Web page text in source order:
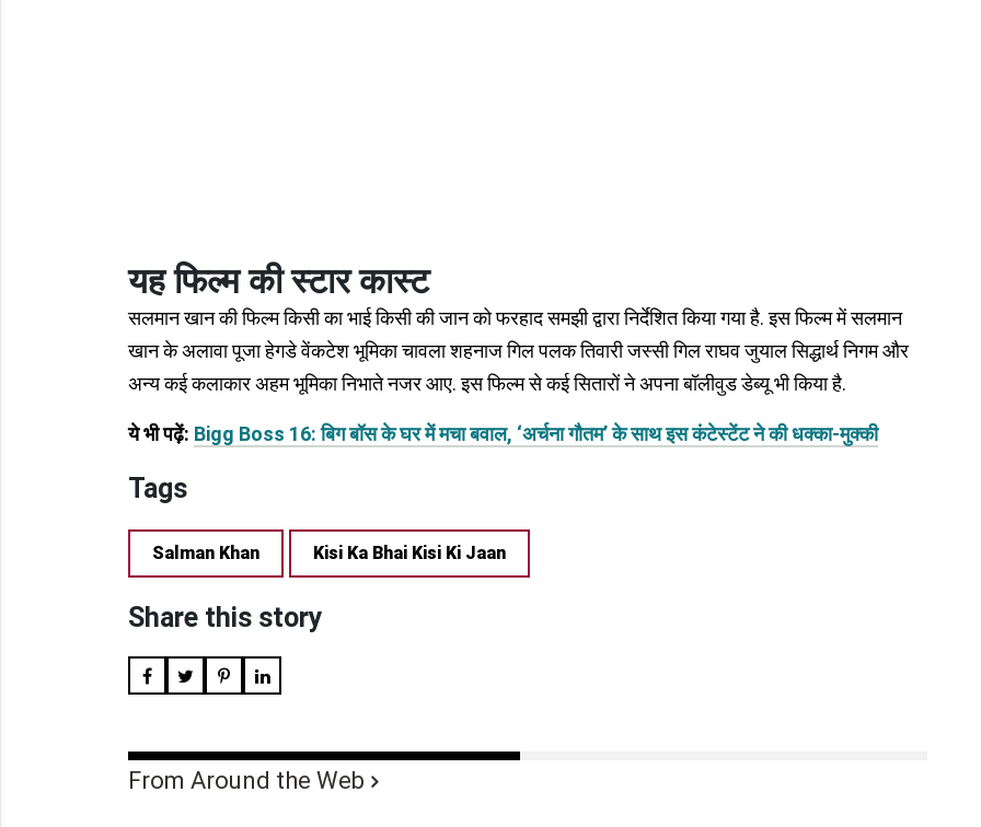
यह फिल्म की स्टार कास्ट
सलमान खान की फिल्म किसी का भाई किसी की जान को फरहाद समझी द्वारा निर्देशित किया गया है. इस फिल्म में सलमान
खान के अलावा पूजा हेगडे वेंकटेश भूमिका चावला शहनाज गिल पलक तिवारी जस्सी गिल राघव जुयाल सिद्धार्थ निगम और
अन्य कई कलाकार अहम भूमिका निभाते नजर आए. इस फिल्म से कई सितारों ने अपना बॉलीवुड डेब्यू भी किया है.
ये भी पढ़ें: Bigg Boss 16: बिग बॉस के घर में मचा बवाल, ‘अर्चना गौतम’ के साथ इस कंटेस्टेंट ने की धक्का-मुक्की
Tags
Salman Khan Kisi Ka Bhai Kisi Ki Jaan
Share this story
From Around the Web